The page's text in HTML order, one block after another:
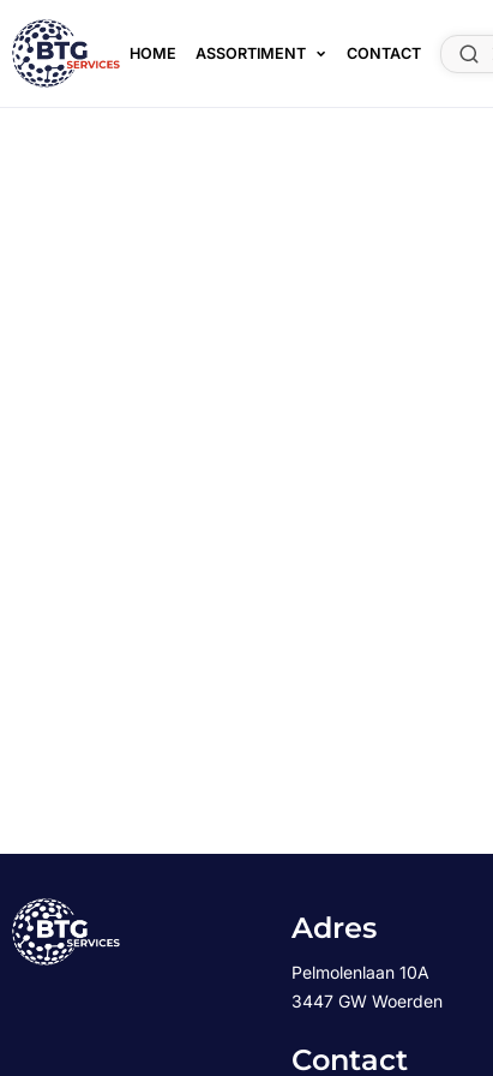
HOME ASSORTIMENT CONTACT
Adres
Pelmolenlaan 10A
3447 GW Woerden
Contact